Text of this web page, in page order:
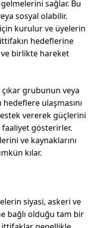
sağlar. Bu
sosyal olabilir.
kurulur ve üyelerin
hedeflerine
ve birlikte hareket
grubunun veya
ulaşmasını
vererek güçlerini
gösterirler.
ve kaynaklarını
kılar.
siyasi, askeri ve
bağlı olduğu tam bir